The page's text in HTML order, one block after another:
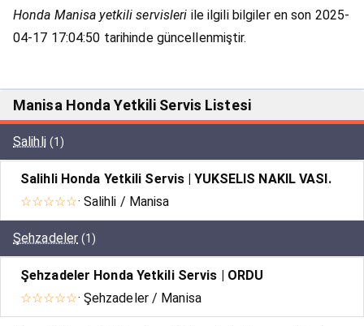
Honda Manisa yetkili servisleri ile ilgili bilgiler en son 2025-
04-17 17:04:50 tarihinde güncellenmiştir.
Manisa Honda Yetkili Servis Listesi
Salihli (1)
Salihli Honda Yetkili Servis | YUKSELIS NAKIL VASI.
☆☆☆☆☆· Salihli / Manisa
Şehzadeler (1)
Şehzadeler Honda Yetkili Servis | ORDU
☆☆☆☆☆· Şehzadeler / Manisa